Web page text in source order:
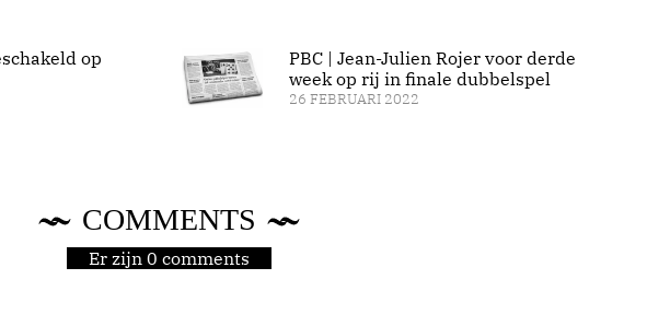
op
PBC | Jean-Julien Rojer voor derde
week op rij in finale dubbelspel
26 FEBRUARI 2022
COMMENTS
Er zijn 0 comments